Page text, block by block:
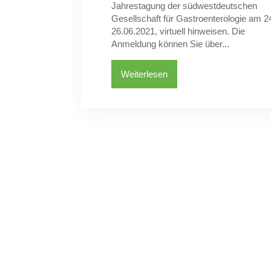
Jahrestagung der südwestdeutschen
Gesellschaft für Gastroenterologie am
26.06.2021, virtuell hinweisen. Die
Anmeldung können Sie über...
Weiterlesen